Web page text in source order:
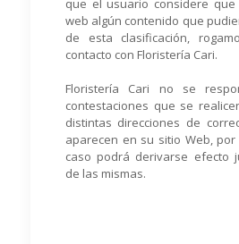
que el usuario considere
web algún contenido que
de esta clasificación,
contacto con Floristería Cari.
Floristería Cari no se
contestaciones que se
distintas direcciones de
aparecen en su sitio Web,
caso podrá derivarse efecto
de las mismas.